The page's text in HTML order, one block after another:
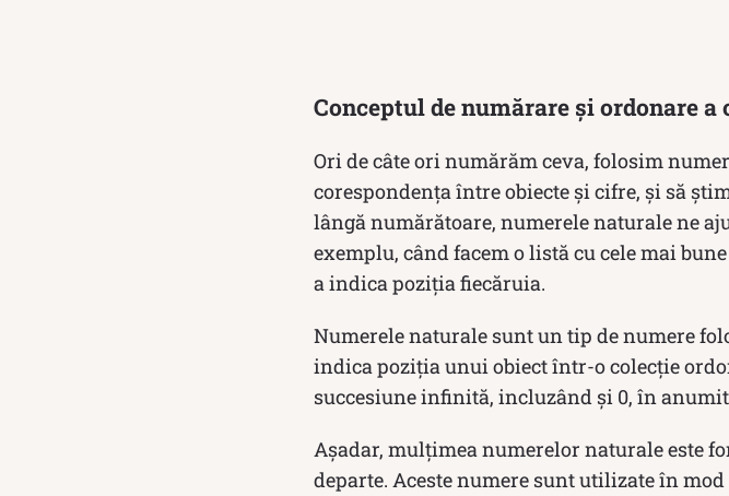
Conceptul de numărare și ordonare a
Ori de câte ori numărăm ceva, folosim
corespondența între obiecte și cifre, și să
lângă numărătoare, numerele naturale ne
exemplu, când facem o listă cu cele mai
a indica poziția fiecăruia.
Numerele naturale sunt un tip de numere
indica poziția unui obiect într-o colecție
succesiune infinită, incluzând și 0, în
Așadar, mulțimea numerelor naturale este
departe. Aceste numere sunt utilizate în